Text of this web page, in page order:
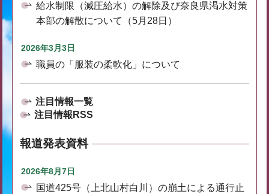
給水制限（減圧給水）の解除及び奈良県渇水対策
本部の解散について（5月28日）
2026年3月3日
職員の「服装の柔軟化」について
注目情報一覧
注目情報RSS
報道発表資料
2026年8月7日
国道425号（上北山村白川）の崩土による通行止